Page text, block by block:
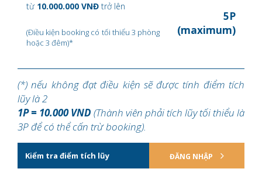
từ 10.000.000 VNĐ trở lên
(Điều kiện booking có tối thiểu 3 phòng
hoặc 3 đêm)*
5P
(maximum)
(*) nếu không đạt điều kiện sẽ được tính điểm tích
lũy là 2
1P = 10.000 VND (Thành viên phải tích lũy tối thiểu là
3P để có thể cấn trừ booking).
Kiểm tra điểm tích lũy ĐĂNG NHẬP